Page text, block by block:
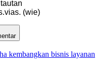
(wie)
kembangkan bisnis layanan